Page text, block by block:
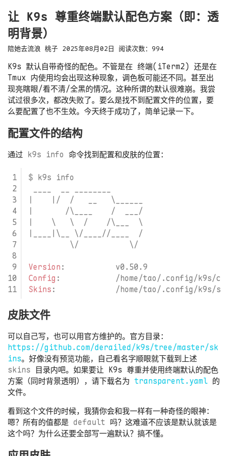
让 K9s 尊重终端默认配色方案（即：透
明背景）
陪她去流浪 桃子 2025年08月02日 阅读次数： 994
K9s 默认自带奇怪的配色。不管是在 终端(iTerm2) 还是在
Tmux 内使用均会出现这种现象，调色板可能还不同。甚至出
现亮瞎眼/看不清/全黑的情况。这种所谓的默认很难崩。我尝
试过很多次，都改失败了。要么是找不到配置文件的位置，要
么要配置了也不生效。今天终于成功了，简单记录一下。
配置文件的结构
通过 k9s info 命令找到配置和皮肤的位置：
$ k9s info
|    |/  /   __   \______
|       /\____    /  ___/
|    \   \  /    /\___  \
|____|\__ \/____//____  /
\/           \/
Version :
v0.50.9
Config :
/home/tao/.config/k9s/
Skins : /home/tao/.config/k9s/
皮肤文件
可以自己写，也可以用官方维护的。官方目录：
https://github.com/derailed/k9s/tree/master/sk
ins。好像没有预览功能，自己看名字顺眼就下载到上述
skins 目录内吧。如果要让 K9s 尊重并使用终端默认的配色
方案（同时背景透明），请下载名为 transparent.yaml 的
文件。
看到这个文件的时候，我猜你会和我一样有一种奇怪的眼神：
嗯？所有的值都是 default 吗？这难道不应该是默认就该是
这个吗？为什么还要全部写一遍默认？搞不懂。